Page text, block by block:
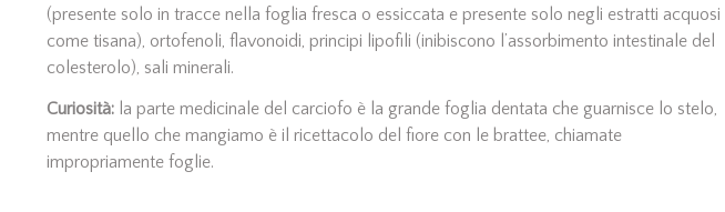
(presente solo in tracce nella foglia fresca o essiccata e presente solo negli estratti acquosi
come tisana), ortofenoli, flavonoidi, principi lipofili (inibiscono l’assorbimento intestinale del
colesterolo), sali minerali.
Curiosità: la parte medicinale del carciofo è la grande foglia dentata che guarnisce lo stelo,
mentre quello che mangiamo è il ricettacolo del fiore con le brattee, chiamate
impropriamente foglie.